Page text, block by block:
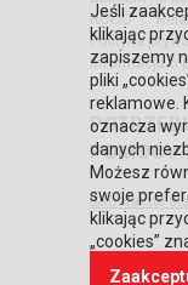
RODO
Polityka
Informacja o
POMOCY?
Skontaktuj
Jeśli
klikając
zapiszemy
pliki
reklamowe.
oznacza
danych
Możesz
swoje
klikając
„cookies”